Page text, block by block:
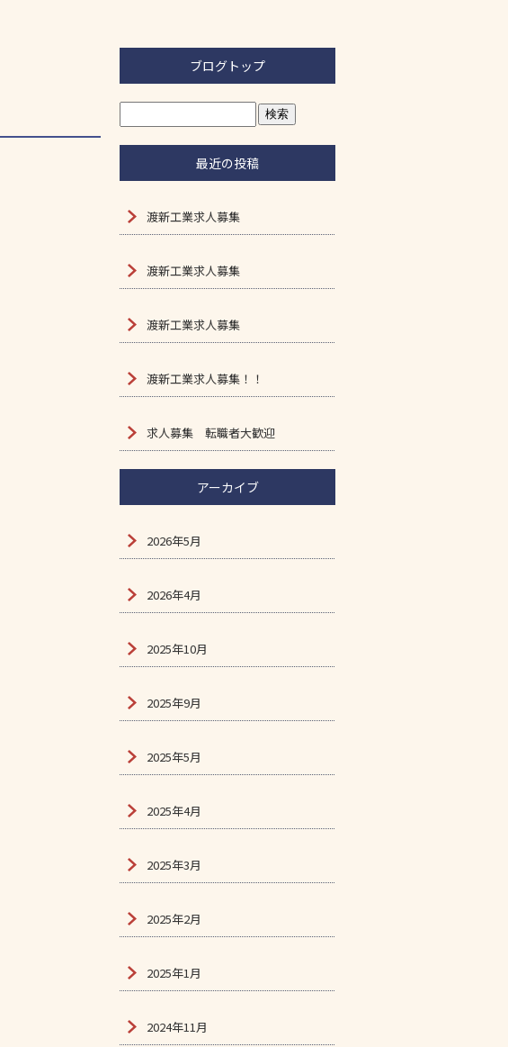
ブログトップ
最近の投稿
渡新工業求人募集
渡新工業求人募集
渡新工業求人募集
渡新工業求人募集！！
求人募集 転職者大歓迎
アーカイブ
2026年5月
2026年4月
2025年10月
2025年9月
2025年5月
2025年4月
2025年3月
2025年2月
2025年1月
2024年11月